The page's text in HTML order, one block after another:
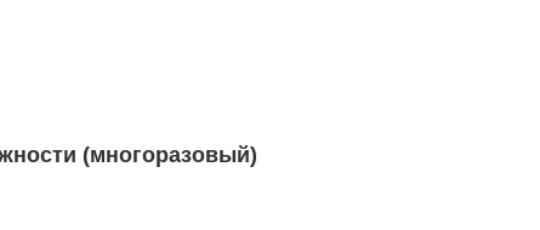
(многоразовый)